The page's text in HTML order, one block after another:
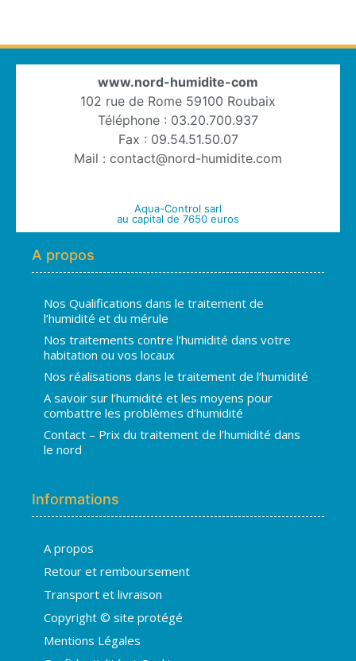
www.nord-humidite-com
102 rue de Rome 59100 Roubaix
Téléphone : 03.20.700.937
Fax : 09.54.51.50.07
Mail : contact@nord-humidite.com
Aqua-Control sarl
au capital de 7650 euros
A propos
Nos Qualifications dans le traitement de
l’humidité et du mérule
Nos traitements contre l’humidité dans votre
habitation ou vos locaux
Nos réalisations dans le traitement de l’humidité
A savoir sur l’humidité et les moyens pour
combattre les problèmes d’humidité
Contact – Prix du traitement de l’humidité dans
le nord
Informations
A propos
Retour et remboursement
Transport et livraison
Copyright © site protégé
Mentions Légales
En ligne · répond en quelques secondes
H
👋 Bonjour ! Je suis
puis-je vous aider ?
17:51